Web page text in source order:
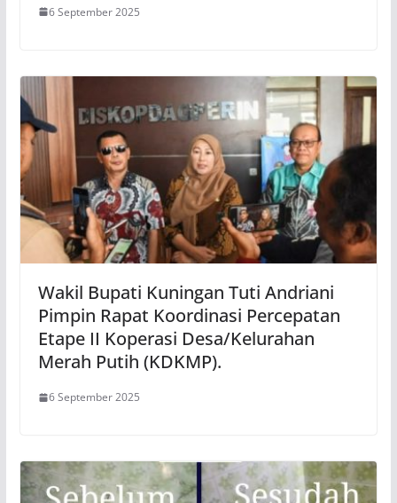
6 September 2025
Wakil Bupati Kuningan Tuti Andriani
Pimpin Rapat Koordinasi Percepatan
Etape II Koperasi Desa/Kelurahan
Merah Putih (KDKMP).
6 September 2025